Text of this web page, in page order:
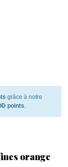
grâce à notre
points.
orange